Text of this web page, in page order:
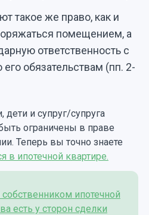
такое же право, как и
помещением, а
ответственность с
обязательствам (пп. 2-
дети и супруг/супруга
ограничены в праве
Теперь вы точно знаете
в ипотечной квартире.
собственником ипотечной
есть у сторон сделки